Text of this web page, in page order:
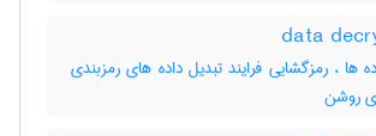
ها ، رمزگشایی فرایند تبدیل داده های رمزبندی
روشن